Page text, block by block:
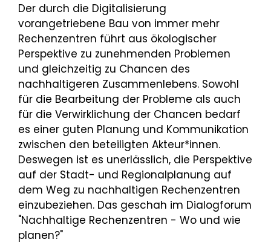
Der durch die Digitalisierung
vorangetriebene Bau von immer mehr
Rechenzentren führt aus ökologischer
Perspektive zu zunehmenden Problemen
und gleichzeitig zu Chancen des
nachhaltigeren Zusammenlebens. Sowohl
für die Bearbeitung der Probleme als auch
für die Verwirklichung der Chancen bedarf
es einer guten Planung und Kommunikation
zwischen den beteiligten Akteur*innen.
Deswegen ist es unerlässlich, die Perspektive
auf der Stadt- und Regionalplanung auf
dem Weg zu nachhaltigen Rechenzentren
einzubeziehen. Das geschah im Dialogforum
"Nachhaltige Rechenzentren - Wo und wie
planen?"